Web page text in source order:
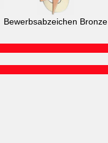
Bewerbsabzeichen Bronze